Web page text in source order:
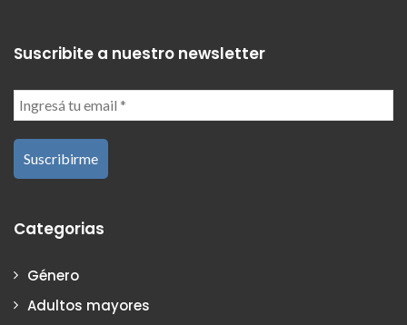
Suscribite a nuestro newsletter
Categorias
Género
Adultos mayores